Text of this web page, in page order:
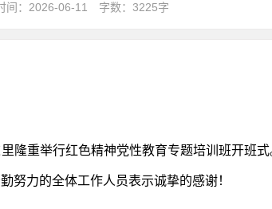
间：2026-06-11 字数：3225字
隆重举行红色精神党性教育专题培训班开班
努力的全体工作人员表示诚挚的感谢！